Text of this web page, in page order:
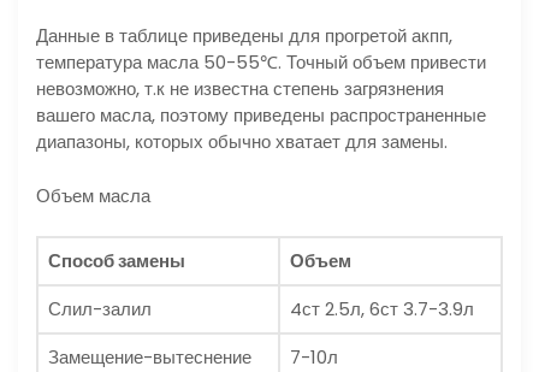
Данные в таблице приведены для прогретой акпп,
температура масла 50-55℃. Точный объем привести
невозможно, т.к не известна степень загрязнения
вашего масла, поэтому приведены распространенные
диапазоны, которых обычно хватает для замены.
Объем масла
Способ замены
Объем
Слил-залил
4ст 2.5л, 6ст 3.7-3.9л
Замещение-вытеснение
7-10л